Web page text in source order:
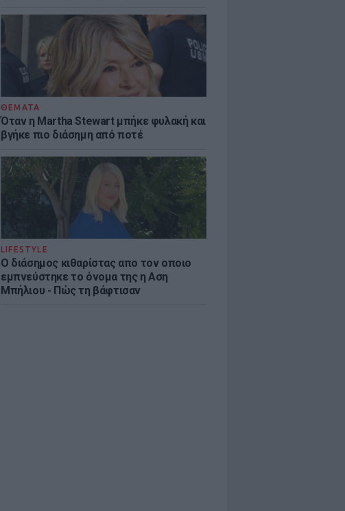
ΘΕΜΑΤΑ
Όταν η Martha Stewart μπήκε φυλακή και
βγήκε πιο διάσημη από ποτέ
LIFESTYLE
Ο διάσημος κιθαρίστας απο τον οποιο
εμπνεύστηκε το όνομα της η Αση
Μπήλιου - Πώς τη βάφτισαν